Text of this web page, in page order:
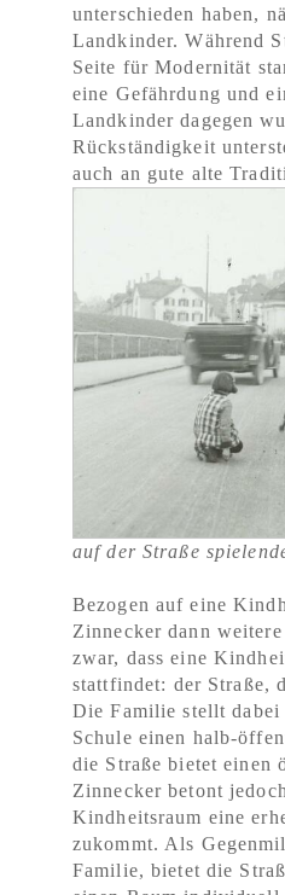
unterschieden haben,
Landkinder. Während
Seite für Modernität
eine Gefährdung und
Landkinder dagegen
Rückständigkeit
auch an gute alte
auf der Straße
Bezogen auf eine
Zinnecker dann
zwar, dass eine
stattfindet: der Straße,
Die Familie stellt
Schule einen halb-
die Straße bietet einen
Zinnecker betont
Kindheitsraum eine
zukommt. Als
Familie, bietet die